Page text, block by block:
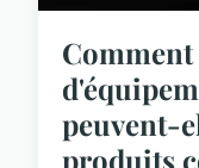
peuvent-
produits